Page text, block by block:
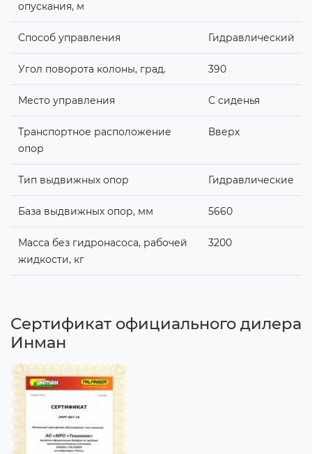
опускания, м
Способ управления Гидравлический
Угол поворота колоны, град. 390
Место управления С сиденья
Транспортное расположение
опор
Вверх
Тип выдвижных опор Гидравлические
База выдвижных опор, мм 5660
Масса без гидронасоса, рабочей
жидкости, кг
3200
Сертификат официального дилера
Инман